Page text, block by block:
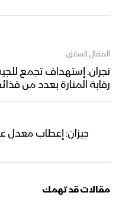
المقال السابق
نجران: إستهداف تجمع
رقابة المنارة بعدد من
جيزان: إعطاب معدل عيار 50 في تبة القناصين
مقالات قد تهمك